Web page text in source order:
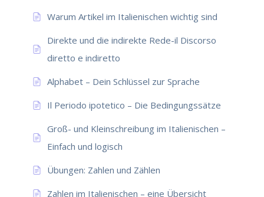
Warum Artikel im Italienischen wichtig sind
Direkte und die indirekte Rede-il Discorso
diretto e indiretto
Alphabet – Dein Schlüssel zur Sprache
Il Periodo ipotetico – Die Bedingungssätze
Groß- und Kleinschreibung im Italienischen –
Einfach und logisch
Übungen: Zahlen und Zählen
Zahlen im Italienischen – eine Übersicht